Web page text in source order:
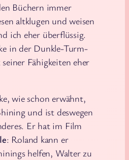
Büchern immer
altklugen und weisen
ich eher überflüssig.
in der Dunkle-Turm-
Fähigkeiten eher
wie schon erwähnt,
und ist deswegen
Er hat im Film
: Roland kann er
helfen, Walter zu